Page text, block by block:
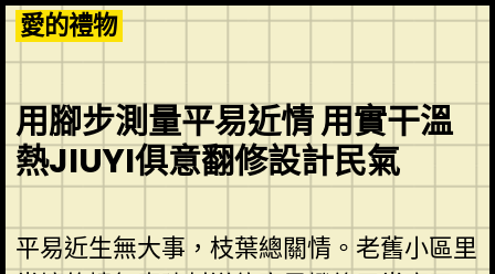
Skip
to
content
愛的禮物
用腳步測量平易近情 用實干溫
熱JIUYI俱意翻修設計民氣
平易近生無大事，枝葉總關情。老舊小區里